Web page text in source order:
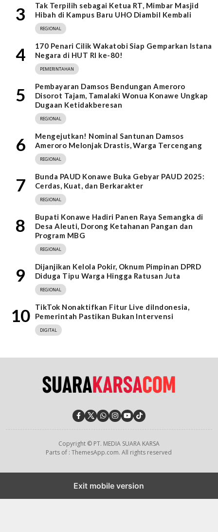
3
Tak Terpilih sebagai Ketua RT, Mimbar Masjid
Hibah di Kampus Baru UHO Diambil Kembali
REGIONAL
4
170 Penari Cilik Wakatobi Siap Gemparkan Istana
Negara di HUT RI ke-80!
PEMERINTAHAN
5
Pembayaran Damsos Bendungan Ameroro
Disorot Tajam, Tamalaki Wonua Konawe Ungkap
Dugaan Ketidakberesan
REGIONAL
6
Mengejutkan! Nominal Santunan Damsos
Ameroro Melonjak Drastis, Warga Tercengang
REGIONAL
7
Bunda PAUD Konawe Buka Gebyar PAUD 2025:
Cerdas, Kuat, dan Berkarakter
REGIONAL
8
Bupati Konawe Hadiri Panen Raya Semangka di
Desa Aleuti, Dorong Ketahanan Pangan dan
Program MBG
REGIONAL
9
Dijanjikan Kelola Pokir, Oknum Pimpinan DPRD
Diduga Tipu Warga Hingga Ratusan Juta
REGIONAL
10
TikTok Nonaktifkan Fitur Live diIndonesia,
Pemerintah Pastikan Bukan Intervensi
DIGITAL
Copyright © PT. MEDIA SUARA KARSA
Parts of : ThemesApp.com. All rights reserved
Exit mobile version